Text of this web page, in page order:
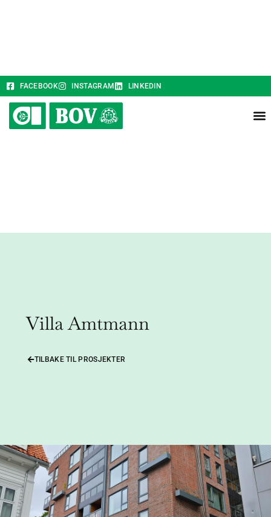
FACEBOOK INSTAGRAM LINKEDIN
Villa Amtmann
TILBAKE TIL PROSJEKTER